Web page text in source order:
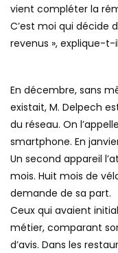
vient compléter la
C’est moi qui décide
revenus », explique-t-
En décembre, sans
existait, M. Delpech
du réseau. On
smartphone. En
Un second appareil
mois. Huit mois de
demande de sa part.
Ceux qui avaient
métier, comparant
d’avis. Dans les